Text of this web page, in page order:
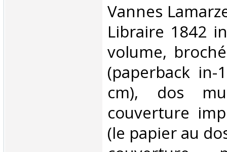
‎Vannes
Libraire 1842
volume,
(paperback
cm), dos
couverture
(le papier au